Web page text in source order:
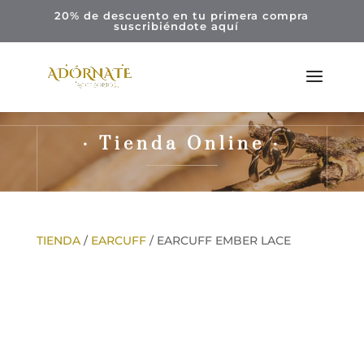
20% de descuento en tu primera compra
suscribiéndoteaquí
· Tienda Online ·
TIENDA/ EARCUFF/ EARCUFF EMBER LACE